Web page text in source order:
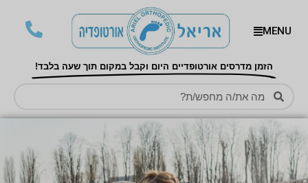
MENU
הזמן מדרסים אורטופדיים היום וקבל במקום תוך שעה בלבד!